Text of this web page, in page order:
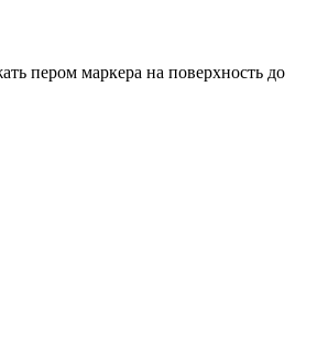
пером маркера на поверхность до